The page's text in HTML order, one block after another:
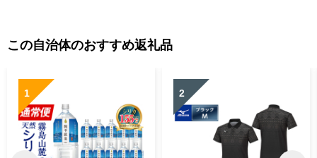
この自治体のおすすめ返礼品
1 2